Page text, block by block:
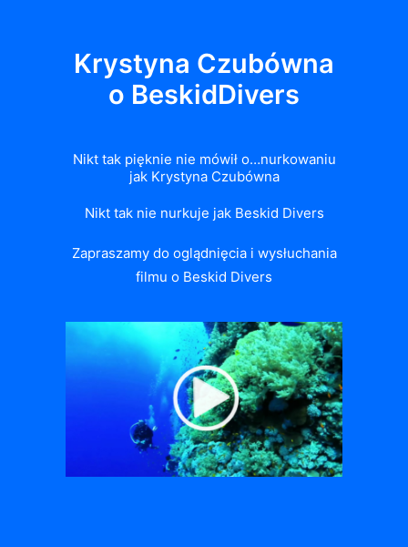
Krystyna Czubówna
o BeskidDivers
Nikt tak pięknie nie mówił o…nurkowaniu
jak Krystyna Czubówna
Nikt tak nie nurkuje jak Beskid Divers
Zapraszamy do oglądnięcia i wysłuchania
filmu o Beskid Divers